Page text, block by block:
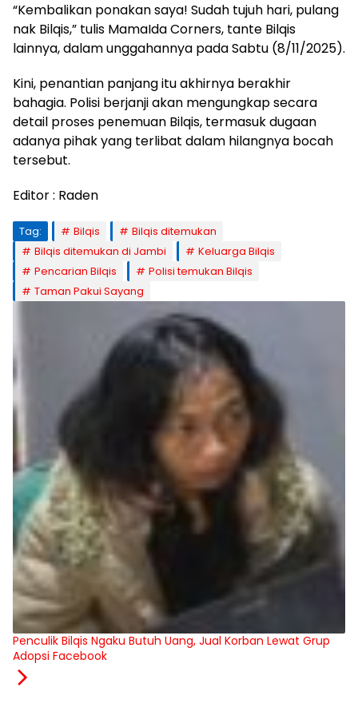
“Kembalikan ponakan saya! Sudah tujuh hari, pulang
nak Bilqis,” tulis MamaIda Corners, tante Bilqis
lainnya, dalam unggahannya pada Sabtu (8/11/2025).
Kini, penantian panjang itu akhirnya berakhir
bahagia. Polisi berjanji akan mengungkap secara
detail proses penemuan Bilqis, termasuk dugaan
adanya pihak yang terlibat dalam hilangnya bocah
tersebut.
Editor : Raden
Tag: Bilqis
Bilqis ditemukan
Bilqis ditemukan di Jambi
Keluarga Bilqis
Pencarian Bilqis
Polisi temukan Bilqis
Taman Pakui Sayang
Penculik Bilqis Ngaku Butuh Uang, Jual Korban Lewat Grup
Adopsi Facebook